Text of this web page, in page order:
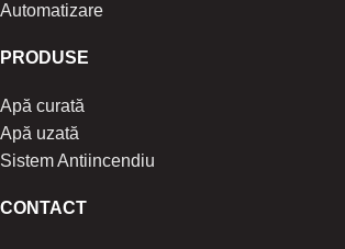
Automatizare
PRODUSE
Apă curată
Apă uzată
Sistem Antiincendiu
CONTACT